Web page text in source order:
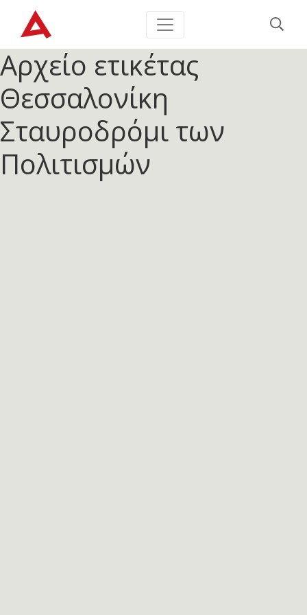
Αρχείο ετικέτας
Θεσσαλονίκη
Σταυροδρόμι των
Πολιτισμών